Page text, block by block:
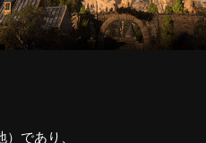
であり、